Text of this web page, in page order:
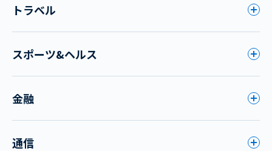
トラベル
スポーツ&ヘルス
金融
通信